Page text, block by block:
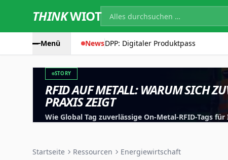
THINKWIOT
Menü NewsDPP: Digitaler Produktpass
STORY
RFID AUF METALL: WARUM SICH
PRAXIS ZEIGT
Wie Global Tag zuverlässige On-Metal-RFID-Tags
Startseite Ressourcen Energiewirtschaft